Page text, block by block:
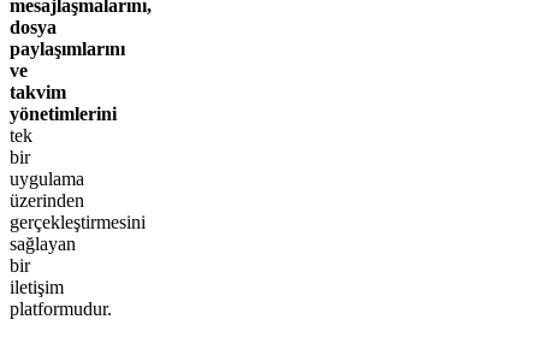
mesajlaşmalarını,
dosya
paylaşımlarını
ve
takvim
yönetimlerini
tek
bir
uygulama
üzerinden
gerçekleştirmesini
sağlayan
bir
iletişim
platformudur.